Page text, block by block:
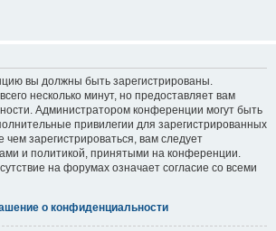
вы должны быть зарегистрированы.
несколько минут, но предоставляет вам
Администратором конференции могут быть
привилегии для зарегистрированных
зарегистрироваться, вам следует
и политикой, принятыми на конференции.
на форумах означает согласие со всеми
о конфиденциальности